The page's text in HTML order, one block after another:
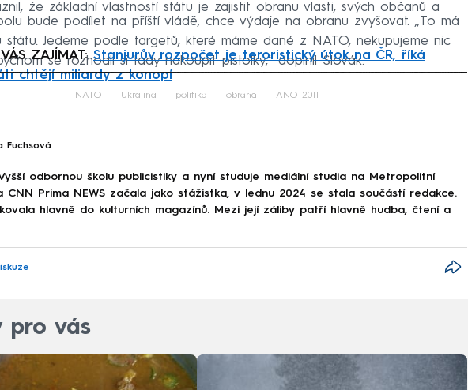
že základní vlastností státu je zajistit obranu vlasti, svých občanů a
bude podílet na příští vládě, chce výdaje na obranu zvyšovat. „To má
Jedeme podle targetů, které máme dané z NATO, nekupujeme nic
se rozhodli si tady nakoupit pistolky,“ doplnil Slovák.
ZAJÍMAT: Stanjurův rozpočet je teroristický útok na ČR, říká
chtějí miliardy z konopí
Failed to fetch
NATO Ukrajina politika obrana ANO 2011
Fuchsová
odbornou školu publicistiky a nyní studuje mediální studia na Metropolitní
CNN Prima NEWS začala jako stážistka, v lednu 2024 se stala součástí redakce.
hlavně do kulturních magazínů. Mezi její záliby patří hlavně hudba, čtení a
pro vás